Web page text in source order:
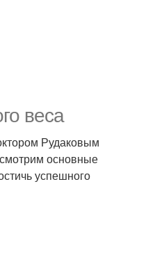
веса
Рудаковым
основные
успешного